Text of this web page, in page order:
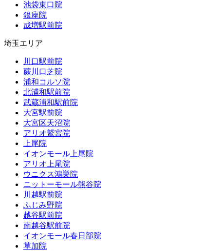
池袋東口院
銀座院
成増駅前院
埼玉エリア
川口駅前院
蕨川口芝院
浦和コルソ院
北浦和駅前院
武蔵浦和駅前院
大宮駅前院
大宮区天沼院
アリオ鷲宮院
上尾院
イオンモール上尾院
アリオ上尾院
ウニクス鴻巣院
ニットーモール熊谷院
川越駅前院
ふじみ野院
越谷駅前院
南越谷駅前院
イオンモール春日部院
草加院